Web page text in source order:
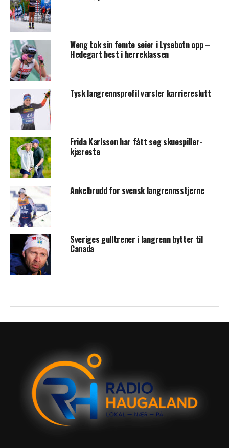
Weng tok sin femte seier i Lysebotn opp –
Hedegart best i herreklassen
Tysk langrennsprofil varsler karriereslutt
Frida Karlsson har fått seg skuespiller-
kjæreste
Ankelbrudd for svensk langrennsstjerne
Sveriges gulltrener i langrenn bytter til
Canada